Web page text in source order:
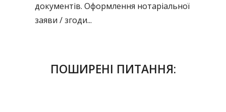
документів. Оформлення нотаріальної
заяви / згоди...
ПОШИРЕНІ ПИТАННЯ: